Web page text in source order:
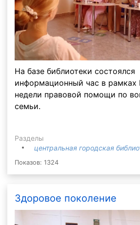
На базе библиотеки состоялся
информационный час в рамках
недели правовой помощи по
семьи.
Разделы
центральная городская
Показов: 1324
Здоровое поколение